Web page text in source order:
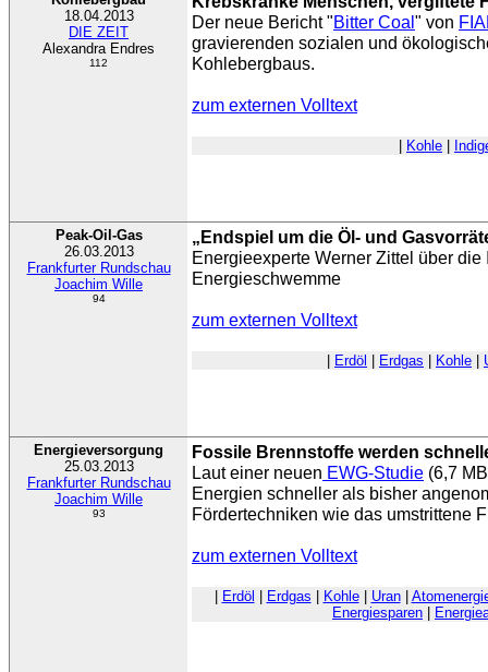
18.04.2013
DIE ZEIT
Alexandra Endres
112
Der neue Bericht "Bitter Coal" von
gravierenden sozialen und
Kohlebergbaus.
zum externen Volltext
Kohle
Peak-Oil-Gas
26.03.2013
Frankfurter Rundschau
Joachim Wille
94
„Endspiel um die Öl- und
Energieexperte Werner Zittel über die
Energieschwemme
zum externen Volltext
Erdöl Erdgas Kohle
Energieversorgung
25.03.2013
Frankfurter Rundschau
Joachim Wille
93
Fossile Brennstoffe werden
Laut einer neuen EWG-Studie (6,7
Energien schneller als bisher
Fördertechniken wie das umstrittene
zum externen Volltext
Erdöl Erdgas Kohle| Uran|
Energiesparen